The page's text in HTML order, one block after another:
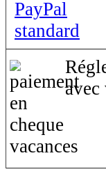
avec